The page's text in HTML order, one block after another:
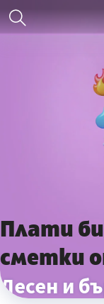
Плати
сметки
Лесен и